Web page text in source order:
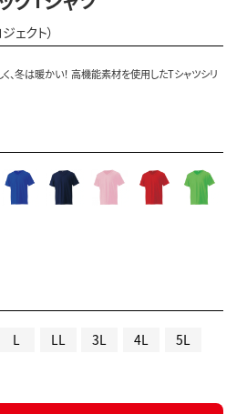
ェクト）
く、冬は暖かい！ 高機能素材を使用したTシャツシリ
L LL 3L 4L 5L